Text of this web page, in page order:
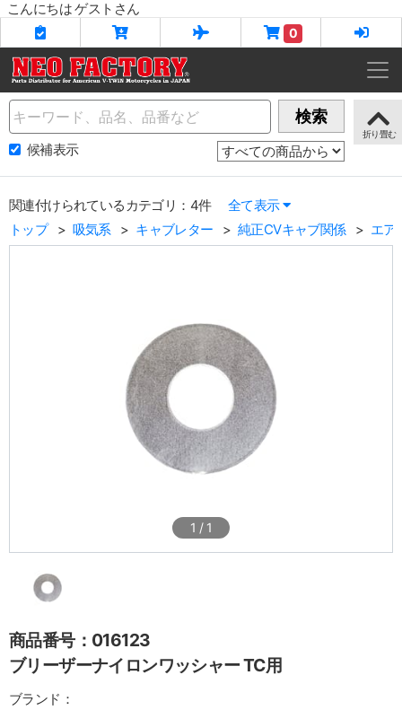
こんにちは ゲストさん
0
Name 検索
候補表示
関連付けられているカテゴリ：4件
全て表示
トップ
吸気系 キャブレター 純正CVキャブ関係 エア
1 / 1
商品番号：016123
ブリーザーナイロンワッシャー TC用
ブランド：